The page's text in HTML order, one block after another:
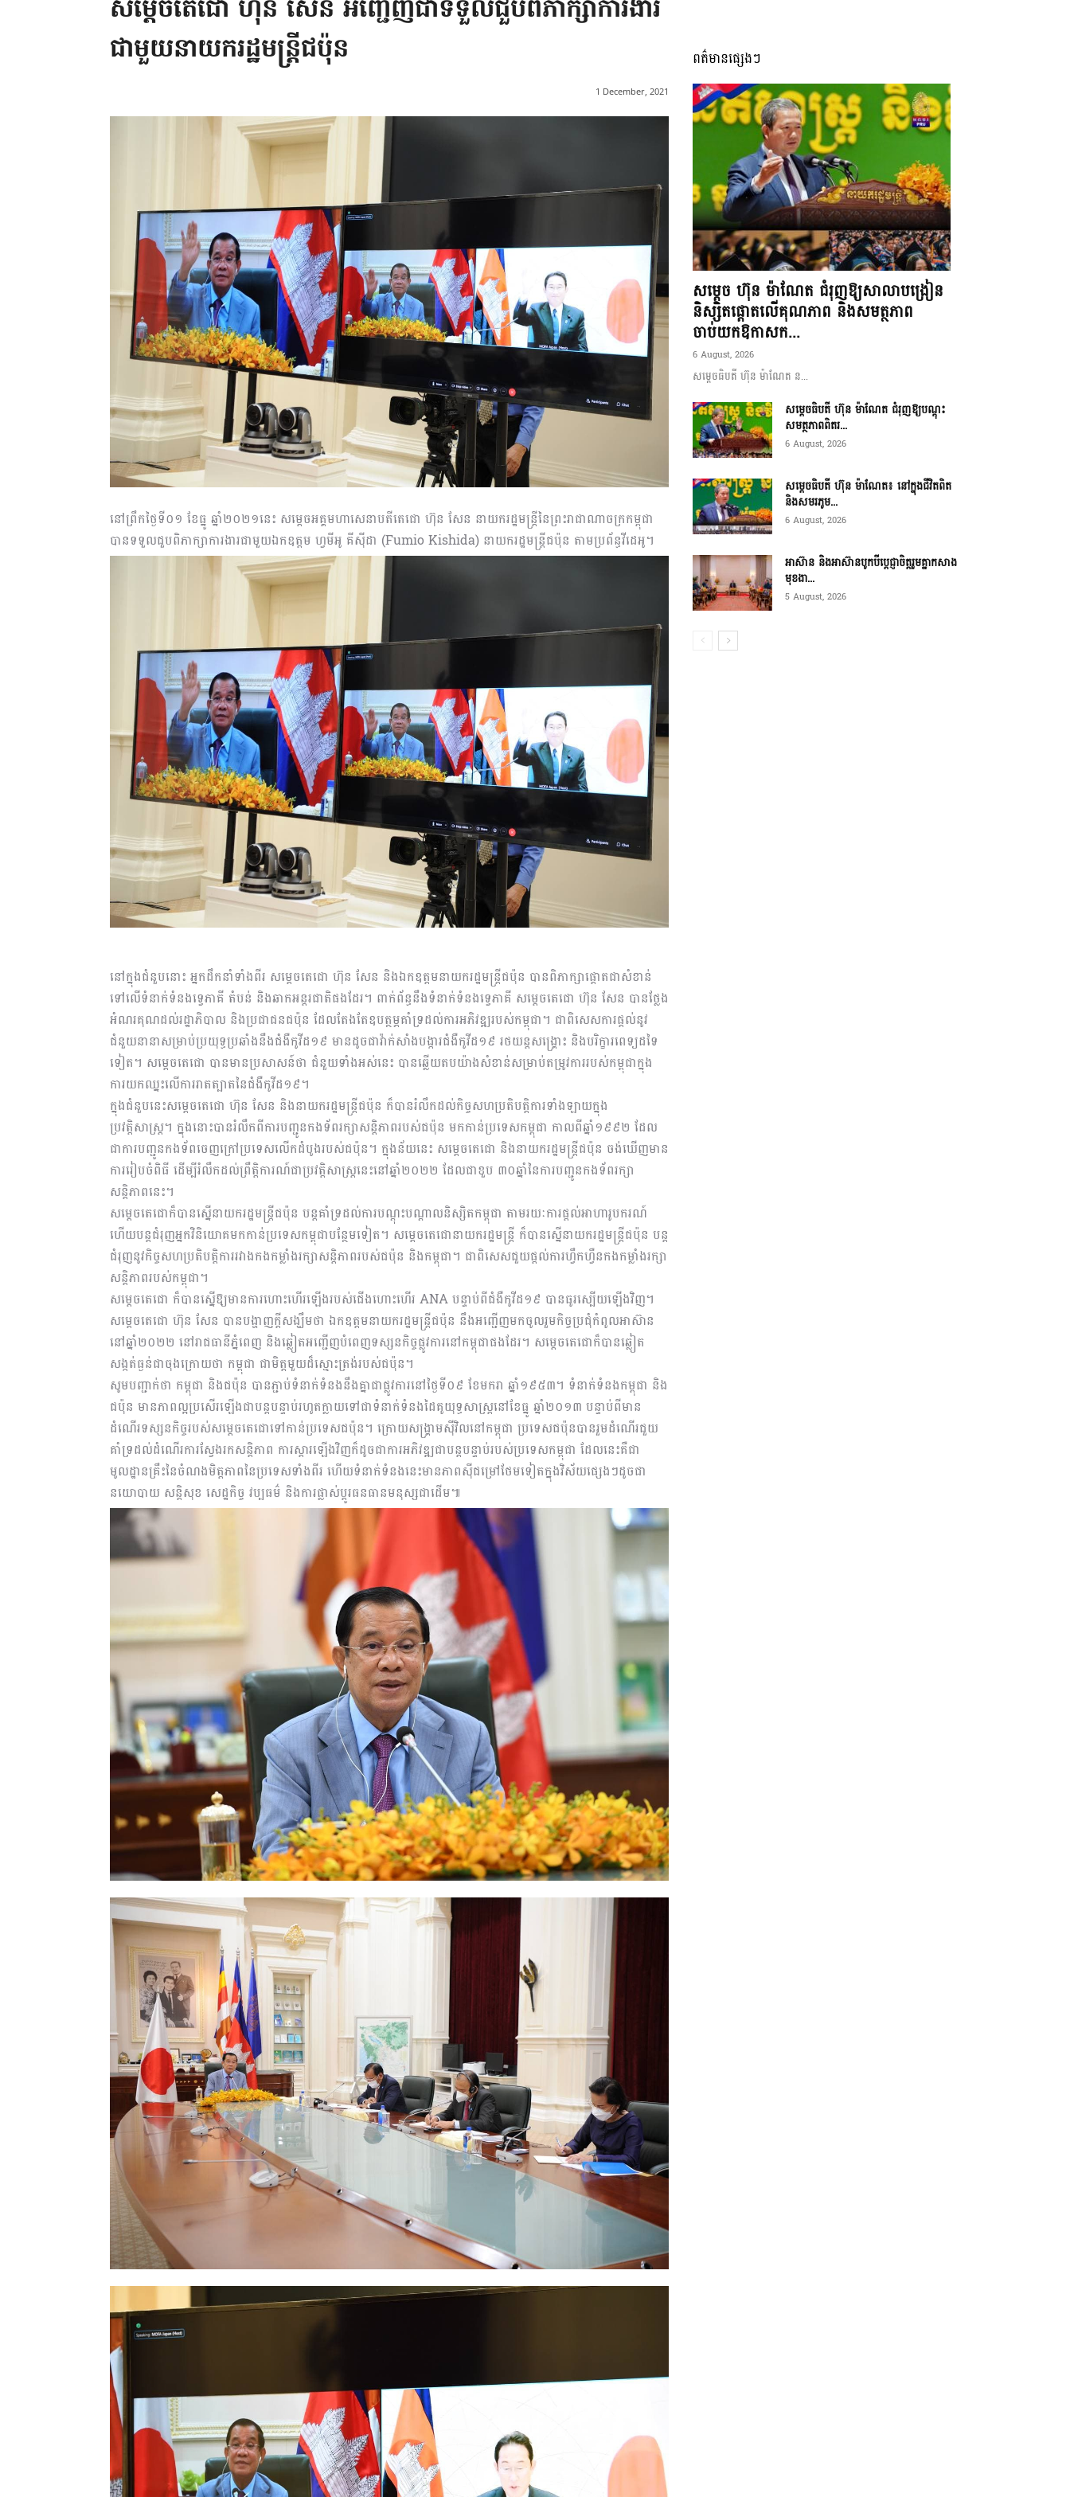
ភាព​
និង
រហ័ស
សម្តេចតេជោ ហ៊ុន សែន អញ្ជើញជាទទួលជួបពិភាក្សាការងារ
ជាមួយនាយករដ្ឋមន្ត្រីជប៉ុន
1 December, 2021
នៅព្រឹកថ្ងៃទី០១ ខែធ្នូ ឆ្នាំ២០២១នេះ សម្តេចអគ្គមហាសេនាបតីតេជោ ហ៊ុន សែន នាយករដ្ឋមន្ត្រីនៃព្រះរាជាណាចក្រកម្ពុជា
បានទទួលជួបពិភាក្សាការងារជាមួយឯកឧត្តម ហ្វមីអូ គីស៊ីដា (Fumio Kishida) នាយករដ្ឋមន្ត្រីជប៉ុន តាមប្រព័ន្ធវីដេអូ។
នៅក្នុងជំនួបនោះ អ្នកដឹកនាំទាំងពីរ សម្តេចតេជោ ហ៊ុន សែន និងឯកឧត្តមនាយករដ្ឋមន្ត្រីជប៉ុន បានពិភាក្សាផ្តោតជាសំខាន់
ទៅលើទំនាក់ទំនងទ្វេភាគី តំបន់ និងឆាកអន្តរជាតិផងដែរ។ ពាក់ព័ន្ធនឹងទំនាក់ទំនងទ្វេភាគី សម្តេចតេជោ ហ៊ុន សែន បានថ្លែង
អំណរគុណដល់រដ្ឋាភិបាល និងប្រជាជនជប៉ុន ដែលតែងតែឧបត្ថម្ភគាំទ្រដល់ការអភិវឌ្ឍរបស់កម្ពុជា។ ជាពិសេសការផ្តល់នូវ
ជំនួយនានាសម្រាប់ប្រយុទ្ធប្រឆាំងនឹងជំងឺកូវីដ១៩ មានដូចជាវ៉ាក់សាំងបង្ការជំងឺកូវីដ១៩ រថយន្តសង្គ្រោះ និងបរិក្ខារពេទ្យដទៃ
ទៀត។ សម្តេចតេជោ បានមានប្រសាសន៍ថា ជំនួយទាំងអស់នេះ បានឆ្លើយតបយ៉ាងសំខាន់សម្រាប់តម្រូវការរបស់កម្ពុជាក្នុង
ការយកឈ្នះលើការរាតត្បាតនៃជំងឺកូវីដ១៩។
ក្នុងជំនួបនេះសម្តេចតេជោ ហ៊ុន សែន និងនាយករដ្ឋមន្ត្រីជប៉ុន ក៏បានរំលឹកដល់កិច្ចសហប្រតិបត្តិការទាំងឡាយក្នុង
ប្រវត្តិសាស្ត្រ។ ក្នុងនោះបានរំលឹកពីការបញ្ជូនកងទ័ពរក្សាសន្តិភាពរបស់ជប៉ុន មកកាន់ប្រទេសកម្ពុជា កាលពីឆ្នាំ១៩៩២ ដែល
ជាការបញ្ជូនកងទ័ពចេញក្រៅប្រទេសលើកដំបូងរបស់ជប៉ុន។ ក្នុងន័យនេះ សម្តេចតេជោ និងនាយករដ្ឋមន្ត្រីជប៉ុន ចង់ឃើញមាន
ការរៀបចំពិធី ដើម្បីរំលឹកដល់ព្រឹត្តិការណ៍ជាប្រវត្តិសាស្ត្រនេះនៅឆ្នាំ២០២២ ដែលជាខួប ៣០ឆ្នាំនៃការបញ្ជូនកងទ័ពរក្សា
សន្តិភាពនេះ។
សម្តេចតេជោក៏បានស្នើនាយករដ្ឋមន្ត្រីជប៉ុន បន្តគាំទ្រដល់ការបណ្តុះបណ្តាលនិស្សិតកម្ពុជា តាមរយៈការផ្តល់អាហារូបករណ៍
ហើយបន្តជំរុញអ្នកវិនិយោគមកកាន់ប្រទេសកម្ពុជាបន្ថែមទៀត។ សម្តេចតេជោនាយករដ្ឋមន្ត្រី ក៏បានស្នើនាយករដ្ឋមន្ត្រីជប៉ុន បន្ត
ជំរុញនូវកិច្ចសហប្រតិបត្តិការរវាងកងកម្លាំងរក្សាសន្តិភាពរបស់ជប៉ុន និងកម្ពុជា។ ជាពិសេសជួយផ្តល់ការហ្វឹកហ្វឺនកងកម្លាំងរក្សា
សន្តិភាពរបស់កម្ពុជា។
សម្តេចតេជោ ក៏បានស្នើឱ្យមានការហោះហើរឡើងរបស់ជើងហោះហើរ ANA បន្ទាប់ពីជំងឺកូវីដ១៩ បានធូរស្បើយឡើងវិញ។
សម្តេចតេជោ ហ៊ុន សែន បានបង្ហាញក្តីសង្ឃឹមថា ឯកឧត្តមនាយករដ្ឋមន្ត្រីជប៉ុន នឹងអញ្ជើញមកចូលរួមកិច្ចប្រជុំកំពូលអាស៊ាន
នៅឆ្នាំ២០២២ នៅរាជធានីភ្នំពេញ និងឆ្លៀតអញ្ជើញបំពេញទស្សនកិច្ចផ្លូវការនៅកម្ពុជាផងដែរ។ សម្តេចតេជោក៏បានឆ្លៀត
សង្កត់ធ្ងន់ជាចុងក្រោយថា កម្ពុជា ជាមិត្តមួយដ៏ស្មោះត្រង់របស់ជប៉ុន។
សូមបញ្ជាក់ថា កម្ពុជា និងជប៉ុន បានភ្ជាប់ទំនាក់ទំនងនឹងគ្នាជាផ្លូវការនៅថ្ងៃទី០៩ ខែមករា ឆ្នាំ១៩៥៣។ ទំនាក់ទំនងកម្ពុជា និង
ជប៉ុន មានភាពល្អប្រសើរឡើងជាបន្តបន្ទាប់រហូតក្លាយទៅជាទំនាក់ទំនងដៃគូយុទ្ធសាស្ត្រនៅខែធ្នូ ឆ្នាំ២០១៣ បន្ទាប់ពីមាន
ដំណើរទស្សនកិច្ចរបស់សម្តេចតេជោទៅកាន់ប្រទេសជប៉ុន។ ក្រោយសង្គ្រាមស៊ីវិលនៅកម្ពុជា ប្រទេសជប៉ុនបានរួមដំណើរជួយ
គាំទ្រដល់ដំណើរការស្វែងរកសន្តិភាព ការស្តារឡើងវិញក៏ដូចជាការអភិវឌ្ឍជាបន្តបន្ទាប់របស់ប្រទេសកម្ពុជា ដែលនេះគឺជា
មូលដ្ឋានគ្រឹះនៃចំណងមិត្តភាពនៃប្រទេសទាំងពីរ ហើយទំនាក់ទំនងនេះមានភាពស៊ីជម្រៅថែមទៀតក្នុងវិស័យផ្សេងៗដូចជា
នយោបាយ សន្តិសុខ សេដ្ឋកិច្ច វប្បធម៌ និងការផ្លាស់ប្តូរធនធានមនុស្សជាដើម៕
ពត៌មានផ្សេងៗ
សម្តេច ហ៊ុន ម៉ាណែត ជំរុញឱ្យសាលាបង្រៀន
និស្សិតផ្តោតលើគុណភាព និងសមត្ថភាព
ចាប់យកឱកាសក...
6 August, 2026
សម្តេចធិបតី ហ៊ុន ម៉ាណែត ន...
សម្តេចធិបតី ហ៊ុន ម៉ាណែត ជំរុញឱ្យបណ្តុះ
សមត្ថភាពពិតរ...
6 August, 2026
សម្តេចធិបតី ហ៊ុន ម៉ាណែត៖ នៅក្នុងជីវិតពិត
និងសមរភូម...
6 August, 2026
អាស៊ាន និងអាស៊ានបូកបីប្តេជ្ញាចិត្តរួមគ្នាកសាង
មុខងា...
5 August, 2026